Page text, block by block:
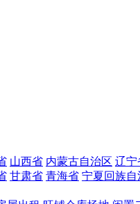
山西省 内蒙古自治区 辽宁
甘肃省 青海省 宁夏回族自